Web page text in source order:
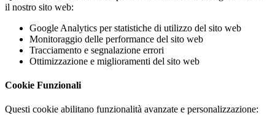
il nostro sito web:
Google Analytics per statistiche di utilizzo del sito web
Monitoraggio delle performance del sito web
Tracciamento e segnalazione errori
Ottimizzazione e miglioramenti del sito web
Cookie Funzionali
Questi cookie abilitano funzionalità avanzate e personalizzazione: